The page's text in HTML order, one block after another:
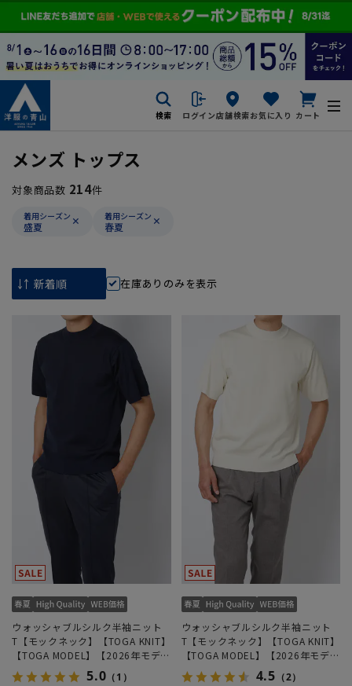
検索 ログイン店舗検索お気に入り カート
メンズ トップス
対象商品数 214件
着用シーズン
盛夏
着用シーズン
春夏
在庫ありのみを表示
ウォッシャブルシルク半袖ニット
T【モックネック】【TOGA KNIT】
【TOGA MODEL】【2026年モデ
ル】
5.0 （1）
ウォッシャブルシルク半袖ニット
T【モックネック】【TOGA KNIT】
【TOGA MODEL】【2026年モデ
ル】
4.5 （2）